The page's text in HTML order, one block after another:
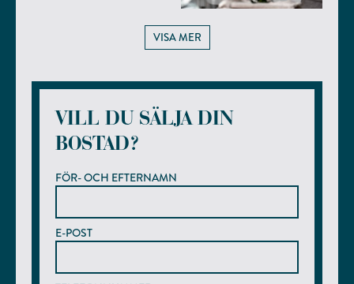
VISA MER
VILL DU SÄLJA DIN
BOSTAD?
FÖR- OCH EFTERNAMN
E-POST